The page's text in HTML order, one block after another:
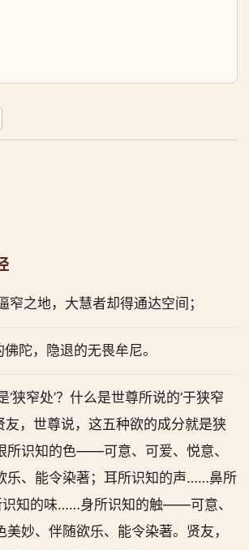
窄之地，大慧者却得通达空间；
陀，隐退的无畏牟尼。
‘狭窄处’？什么是世尊所说的‘于狭窄
友，世尊说，这五种欲的成分就是狭
所识知的色——可意、可爱、悦意、
乐、能令染著；耳所识知的声……鼻所
知的味……身所识知的触——可意、
美妙、伴随欲乐、能令染著。贤友，